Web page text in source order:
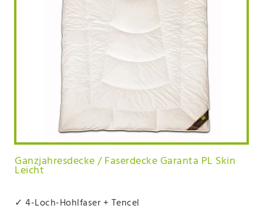
Ganzjahresdecke / Faserdecke Garanta PL Skin
Leicht
✓ 4-Loch-Hohlfaser + Tencel